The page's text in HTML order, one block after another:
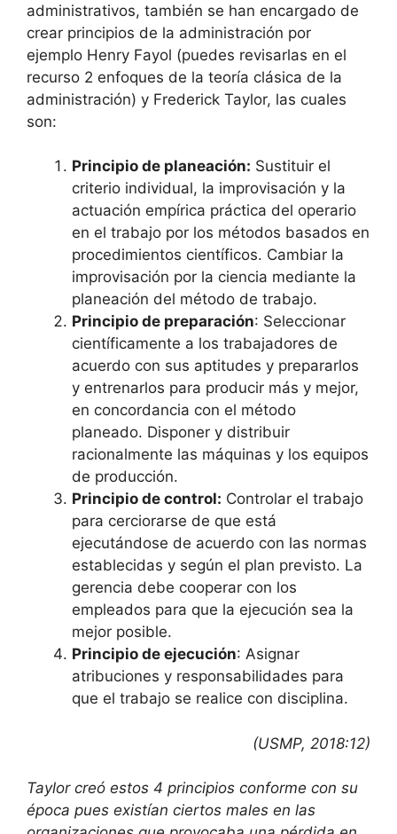
administrativos, también se han encargado de
crear principios de la administración por
ejemplo Henry Fayol (puedes revisarlas en el
recurso 2 enfoques de la teoría clásica de la
administración) y Frederick Taylor, las cuales
son:
Principio de planeación: Sustituir el
criterio individual, la improvisación y la
actuación empírica práctica del operario
en el trabajo por los métodos basados en
procedimientos científicos. Cambiar la
improvisación por la ciencia mediante la
planeación del método de trabajo.
Principio de preparación: Seleccionar
científicamente a los trabajadores de
acuerdo con sus aptitudes y prepararlos
y entrenarlos para producir más y mejor,
en concordancia con el método
planeado. Disponer y distribuir
racionalmente las máquinas y los equipos
de producción.
Principio de control: Controlar el trabajo
para cerciorarse de que está
ejecutándose de acuerdo con las normas
establecidas y según el plan previsto. La
gerencia debe cooperar con los
empleados para que la ejecución sea la
mejor posible.
Principio de ejecución: Asignar
atribuciones y responsabilidades para
que el trabajo se realice con disciplina.
(USMP, 2018:12)
Taylor creó estos 4 principios conforme con su
época pues existían ciertos males en las